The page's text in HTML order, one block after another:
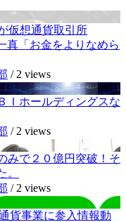
仮想通貨取引所
真「お金をよりなめら
/ 2 views
Ｉホールディングスな
/ 2 views
みで２０億円突破！そ
。
/ 2 views
貨事業に参入情報動